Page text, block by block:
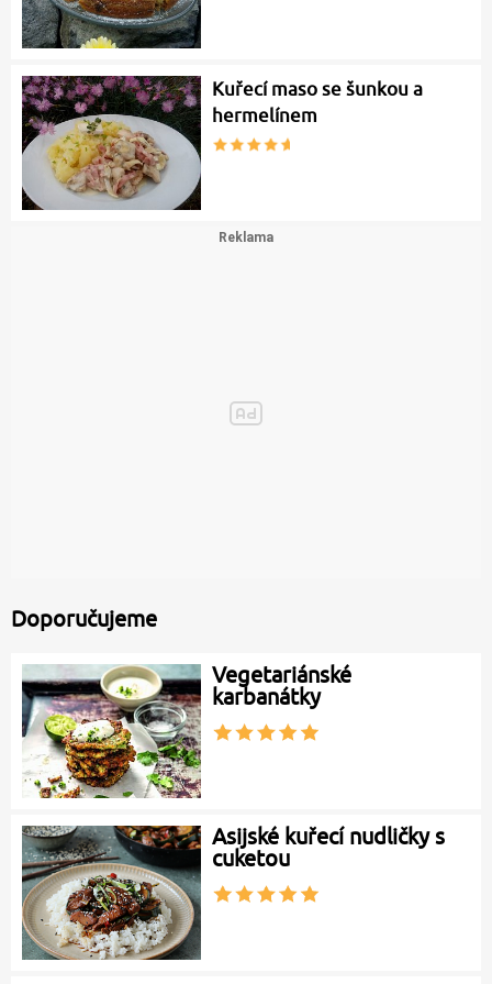
Kuřecí maso se šunkou a
hermelínem
Doporučujeme
Vegetariánské
karbanátky
Asijské kuřecí nudličky s
cuketou